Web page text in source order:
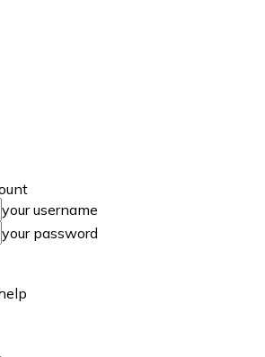
your username
your password